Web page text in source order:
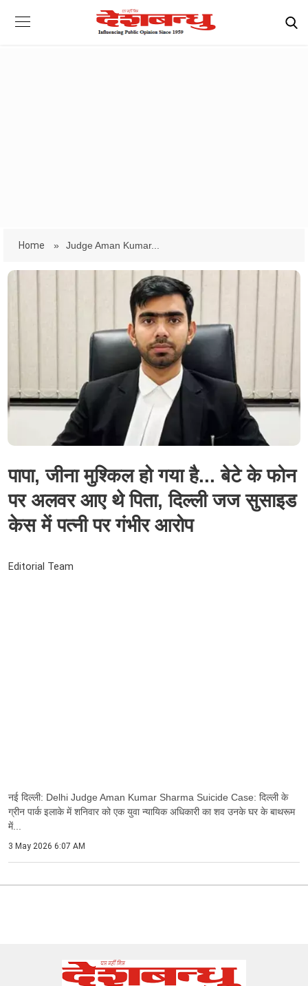
Home » Judge Aman Kumar...
पापा, जीना मुश्किल हो गया है... बेटे के फोन
पर अलवर आए थे पिता, दिल्ली जज सुसाइड
केस में पत्नी पर गंभीर आरोप
Editorial Team
नई दिल्ली: Delhi Judge Aman Kumar Sharma Suicide Case: दिल्ली के
ग्रीन पार्क इलाके में शनिवार को एक युवा न्यायिक अधिकारी का शव उनके घर के बाथरूम
में...
3 May 2026 6:07 AM